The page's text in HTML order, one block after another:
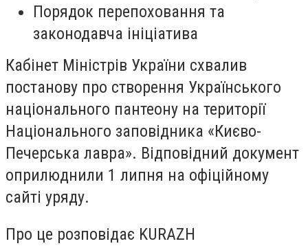
Порядок перепоховання та
законодавча ініціатива
Кабінет Міністрів України схвалив
постанову про створення Українського
національного пантеону на території
Національного заповідника «Києво-
Печерська лавра». Відповідний документ
оприлюднили 1 липня на офіційному
сайті уряду.
Про це розповідає KURAZH